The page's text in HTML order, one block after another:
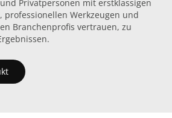
Privatpersonen mit erstklassigen
professionellen Werkzeugen und
Branchenprofis vertrauen, zu